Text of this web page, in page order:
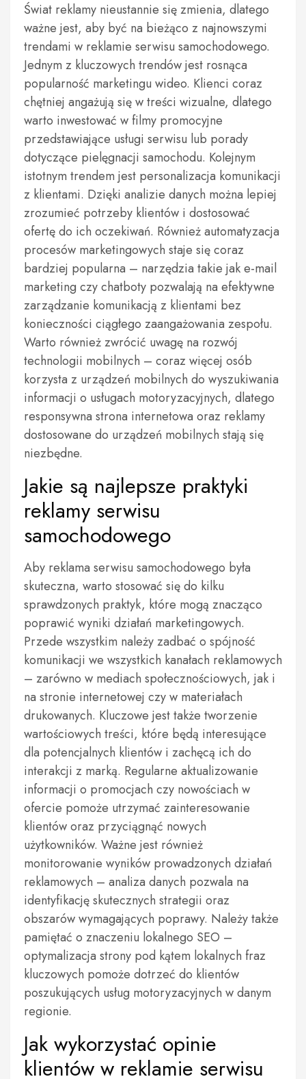
Świat reklamy nieustannie się zmienia, dlatego
ważne jest, aby być na bieżąco z najnowszymi
trendami w reklamie serwisu samochodowego.
Jednym z kluczowych trendów jest rosnąca
popularność marketingu wideo. Klienci coraz
chętniej angażują się w treści wizualne, dlatego
warto inwestować w filmy promocyjne
przedstawiające usługi serwisu lub porady
dotyczące pielęgnacji samochodu. Kolejnym
istotnym trendem jest personalizacja komunikacji
z klientami. Dzięki analizie danych można lepiej
zrozumieć potrzeby klientów i dostosować
ofertę do ich oczekiwań. Również automatyzacja
procesów marketingowych staje się coraz
bardziej popularna – narzędzia takie jak e-mail
marketing czy chatboty pozwalają na efektywne
zarządzanie komunikacją z klientami bez
konieczności ciągłego zaangażowania zespołu.
Warto również zwrócić uwagę na rozwój
technologii mobilnych – coraz więcej osób
korzysta z urządzeń mobilnych do wyszukiwania
informacji o usługach motoryzacyjnych, dlatego
responsywna strona internetowa oraz reklamy
dostosowane do urządzeń mobilnych stają się
niezbędne.
Jakie są najlepsze praktyki
reklamy serwisu
samochodowego
Aby reklama serwisu samochodowego była
skuteczna, warto stosować się do kilku
sprawdzonych praktyk, które mogą znacząco
poprawić wyniki działań marketingowych.
Przede wszystkim należy zadbać o spójność
komunikacji we wszystkich kanałach reklamowych
– zarówno w mediach społecznościowych, jak i
na stronie internetowej czy w materiałach
drukowanych. Kluczowe jest także tworzenie
wartościowych treści, które będą interesujące
dla potencjalnych klientów i zachęcą ich do
interakcji z marką. Regularne aktualizowanie
informacji o promocjach czy nowościach w
ofercie pomoże utrzymać zainteresowanie
klientów oraz przyciągnąć nowych
użytkowników. Ważne jest również
monitorowanie wyników prowadzonych działań
reklamowych – analiza danych pozwala na
identyfikację skutecznych strategii oraz
obszarów wymagających poprawy. Należy także
pamiętać o znaczeniu lokalnego SEO –
optymalizacja strony pod kątem lokalnych fraz
kluczowych pomoże dotrzeć do klientów
poszukujących usług motoryzacyjnych w danym
regionie.
Jak wykorzystać opinie
klientów w reklamie serwisu